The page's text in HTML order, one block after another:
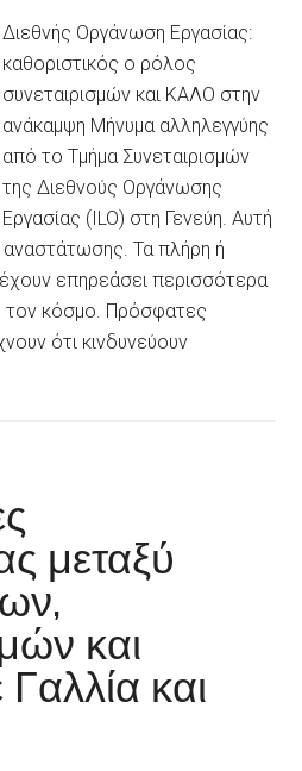
Διεθνής Οργάνωση Εργασίας:
καθοριστικός ο ρόλος
συνεταιρισμών και ΚΑΛΟ στην
ανάκαμψη Μήνυμα αλληλεγγύης
από το Τμήμα Συνεταιρισμών
της Διεθνούς Οργάνωσης
Εργασίας (ILO) στη Γενεύη. Αυτή
αναστάτωσης. Τα πλήρη ή
επηρεάσει περισσότερα
τον κόσμο. Πρόσφατες
ότι κινδυνεύουν
μεταξύ
και
και